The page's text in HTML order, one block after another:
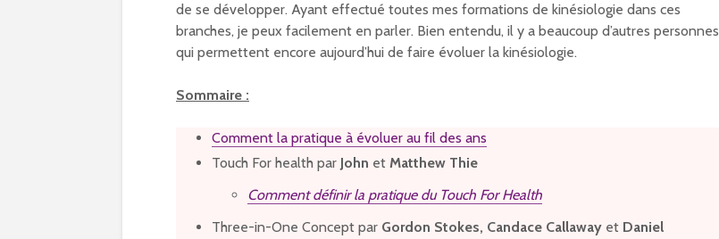
de se développer. Ayant effectué toutes mes formations de kinésiologie dans ces
branches, je peux facilement en parler. Bien entendu, il y a beaucoup d’autres personnes
qui permettent encore aujourd’hui de faire évoluer la kinésiologie.
Sommaire :
Comment la pratique à évoluer au fil des ans
Touch For health par John et Matthew Thie
Comment définir la pratique du Touch For Health
Three-in-One Concept par Gordon Stokes, Candace Callaway et Daniel